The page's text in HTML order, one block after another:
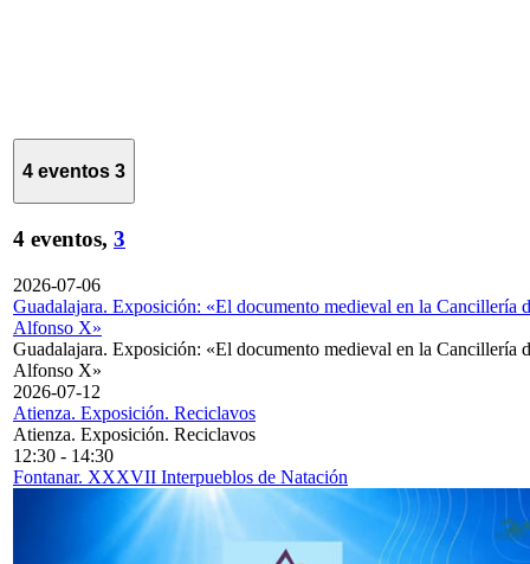
4 eventos 3
4 eventos, 3
2026-07-06
Guadalajara. Exposición: «El documento medieval en la Cancillería
Alfonso X»
Guadalajara. Exposición: «El documento medieval en la Cancillería
Alfonso X»
2026-07-12
Atienza. Exposición. Reciclavos
Atienza. Exposición. Reciclavos
12:30 - 14:30
Fontanar. XXXVII Interpueblos de Natación